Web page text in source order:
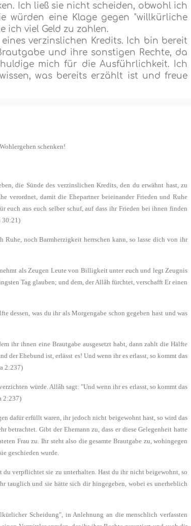
Ich ließ sie nicht scheiden, obwohl ich
würden eine Klage gegen "willkürliche
ich viel Geld zu zahlen.
verzinslichen Kredits. Ich bin bereit
und ihre sonstigen Rechte, da
mich für die Ausführlichkeit. Ich
was bereits erzählt ist und freue
schenken!
die Sünde des verzinslichen Kredits, den du erwähnt hast, zu
verordnet, damit die Ehepartner beieinander Frieden und Ruhe
euch aus euch selber schuf, auf dass ihr Frieden bei ihnen finden
30:21)
Ruhe, noch Barmherzigkeit herrschen kann, so lasse dich von ihr
als Zeugen Leute von Billigkeit unter euch und legt Zeugnis
Tag glauben; und dem, der Allâh fürchtet, verschafft Er einen
dessen, was du ihr als Morgengabe schon gegeben hast und was
ihr ihnen eine Brautgabe ausgesetzt habt, dann zahlt die Hälfte
der Ehebund ist, erlässt es! Und wenn ihr es erlasst, so kommt das
2:237)
würde. Allâh sagt: "Und wenn ihr es erlasst, so kommt das
2:237)
dafür erfüllt waren, ihr jedoch nicht beigewohnt hast, so wird das
betrachtet. Gibt der Ehemann zu, dass er diese Gelegenheit hatte
Frau zu. Ihr steht also die gesamte Brautgabe zu, wohingegen
geschieden wurde.
verpflichtet sie zu unterhalten. Hast du ihr nicht beigewohnt, so
tauglich und sie hätte sich dir hingegeben, wobei es unerheblich
Scheidung", in Anlehnung an die menschlich verfassten